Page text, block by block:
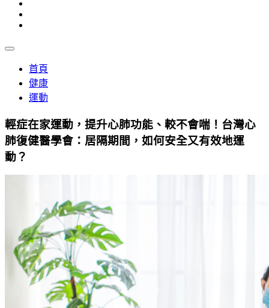
首頁
健康
運動
輕症在家運動，提升心肺功能、較不會喘！台灣心
肺復健醫學會：居隔期間，如何安全又有效地運
動？